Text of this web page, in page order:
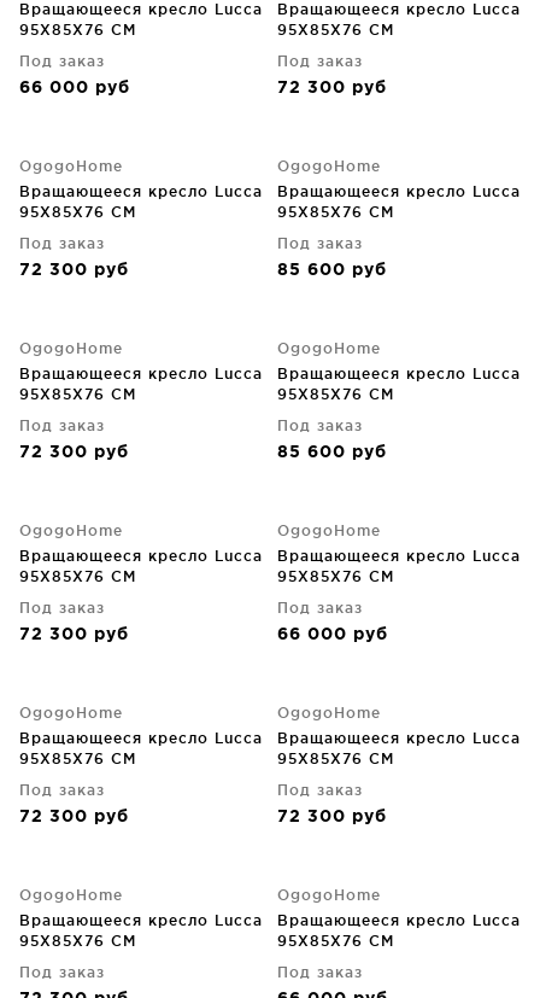
Вращающееся кресло Lucca
95X85X76 CM
Под заказ
66 000 руб
Вращающееся кресло Lucca
95X85X76 CM
Под заказ
72 300 руб
OgogoHome
Вращающееся кресло Lucca
95X85X76 CM
Под заказ
72 300 руб
OgogoHome
Вращающееся кресло Lucca
95X85X76 CM
Под заказ
85 600 руб
OgogoHome
Вращающееся кресло Lucca
95X85X76 CM
Под заказ
72 300 руб
OgogoHome
Вращающееся кресло Lucca
95X85X76 CM
Под заказ
85 600 руб
OgogoHome
Вращающееся кресло Lucca
95X85X76 CM
Под заказ
72 300 руб
OgogoHome
Вращающееся кресло Lucca
95X85X76 CM
Под заказ
66 000 руб
OgogoHome
Вращающееся кресло Lucca
95X85X76 CM
Под заказ
72 300 руб
OgogoHome
Вращающееся кресло Lucca
95X85X76 CM
Под заказ
72 300 руб
OgogoHome
Вращающееся кресло Lucca
95X85X76 CM
Под заказ
OgogoHome
Вращающееся кресло Lucca
95X85X76 CM
Под заказ